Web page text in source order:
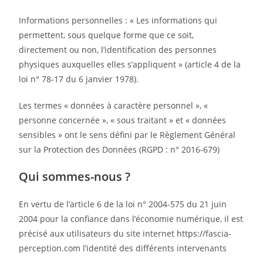
Informations personnelles : « Les informations qui
permettent, sous quelque forme que ce soit,
directement ou non, l’identification des personnes
physiques auxquelles elles s’appliquent » (article 4 de la
loi n° 78-17 du 6 janvier 1978).
Les termes « données à caractère personnel », «
personne concernée », « sous traitant » et « données
sensibles » ont le sens défini par le Règlement Général
sur la Protection des Données (RGPD : n° 2016-679)
Qui sommes-nous ?
En vertu de l’article 6 de la loi n° 2004-575 du 21 juin
2004 pour la confiance dans l’économie numérique, il est
précisé aux utilisateurs du site internet https://fascia-
perception.com l’identité des différents intervenants